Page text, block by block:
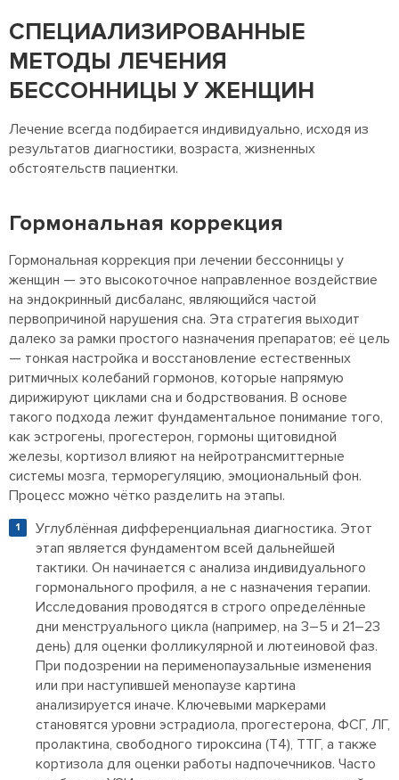
СПЕЦИАЛИЗИРОВАННЫЕ
МЕТОДЫ ЛЕЧЕНИЯ
БЕССОННИЦЫ У ЖЕНЩИН
Лечение всегда подбирается индивидуально, исходя из
результатов диагностики, возраста, жизненных
обстоятельств пациентки.
Гормональная коррекция
Гормональная коррекция при лечении бессонницы у
женщин — это высокоточное направленное воздействие
на эндокринный дисбаланс, являющийся частой
первопричиной нарушения сна. Эта стратегия выходит
далеко за рамки простого назначения препаратов; её цель
— тонкая настройка и восстановление естественных
ритмичных колебаний гормонов, которые напрямую
дирижируют циклами сна и бодрствования. В основе
такого подхода лежит фундаментальное понимание того,
как эстрогены, прогестерон, гормоны щитовидной
железы, кортизол влияют на нейротрансмиттерные
системы мозга, терморегуляцию, эмоциональный фон.
Процесс можно чётко разделить на этапы.
Углублённая дифференциальная диагностика. Этот
этап является фундаментом всей дальнейшей
тактики. Он начинается с анализа индивидуального
гормонального профиля, а не с назначения терапии.
Исследования проводятся в строго определённые
дни менструального цикла (например, на 3–5 и 21–23
день) для оценки фолликулярной и лютеиновой фаз.
При подозрении на перименопаузальные изменения
или при наступившей менопаузе картина
анализируется иначе. Ключевыми маркерами
становятся уровни эстрадиола, прогестерона, ФСГ, ЛГ,
пролактина, свободного тироксина (Т4), ТТГ, а также
кортизола для оценки работы надпочечников. Часто